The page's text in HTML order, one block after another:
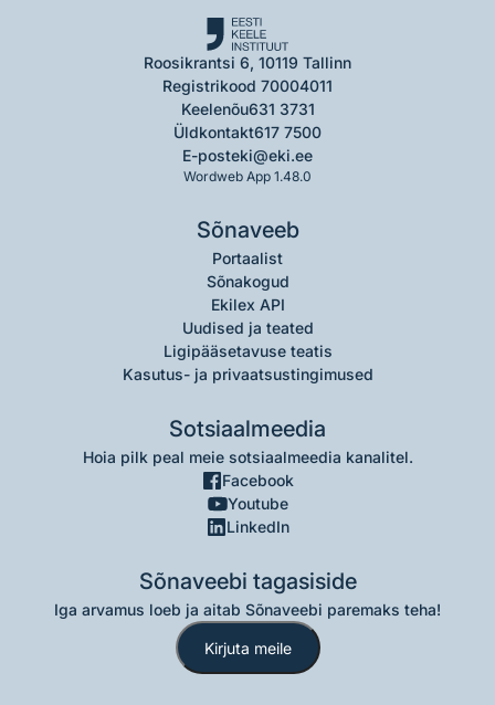
Roosikrantsi 6, 10119 Tallinn
Registrikood 70004011
Keelenõu631 3731
Üldkontakt617 7500
E-posteki@eki.ee
Wordweb App 1.48.0
Sõnaveeb
Portaalist
Sõnakogud
Ekilex API
Uudised ja teated
Ligipääsetavuse teatis
Kasutus- ja privaatsustingimused
Sotsiaalmeedia
Hoia pilk peal meie sotsiaalmeedia kanalitel.
Facebook
Youtube
LinkedIn
Sõnaveebi tagasiside
Iga arvamus loeb ja aitab Sõnaveebi paremaks teha!
Kirjuta meile